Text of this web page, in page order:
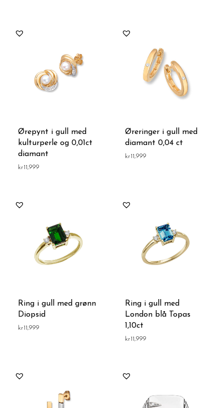
Ørepynt i gull med
kulturperle og 0,01ct
diamant
kr11,999
Øreringer i gull med
diamant 0,04 ct
kr11,999
Ring i gull med grønn
Diopsid
kr11,999
Ring i gull med
London blå Topas
1,10ct
kr11,999